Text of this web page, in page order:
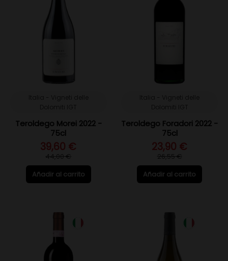
Teroldego Morei 2022 -
75cl
39,60 €
44,00 €
Añadir al carrito
Teroldego Foradori 2022 -
75cl
23,90 €
26,55 €
Añadir al carrito